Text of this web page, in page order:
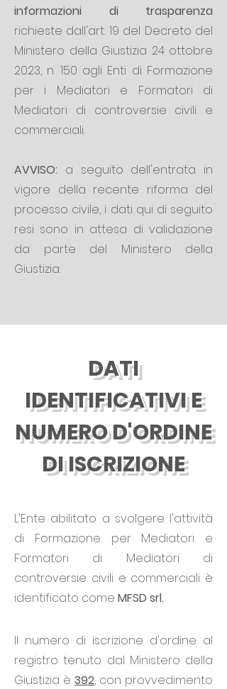
informazioni di trasparenza
richieste dall'art. 19 del Decreto del
Ministero della Giustizia 24 ottobre
2023, n. 150 agli Enti di Formazione
per i Mediatori e Formatori di
Mediatori di controversie civili e
commerciali.
AVVISO: a seguito dell'entrata in
vigore della recente riforma del
processo civile, i dati qui di seguito
resi sono in attesa di validazione
da parte del Ministero della
Giustizia.
DATI
IDENTIFICATIVI E
NUMERO D'ORDINE
DI ISCRIZIONE
L'Ente abilitato a svolgere l'attività
di Formazione per Mediatori e
Formatori di Mediatori di
controversie civili e commerciali è
identificato come MFSD srl.
Il numero di iscrizione d'ordine al
registro tenuto dal Ministero della
Giustizia è 392, con provvedimento